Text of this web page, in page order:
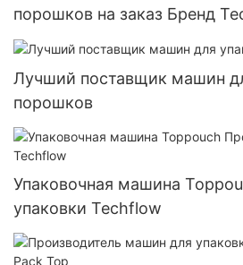
порошков на заказ Бренд
Лучший поставщик машин
порошков
Упаковочная машина
упаковки Techflow